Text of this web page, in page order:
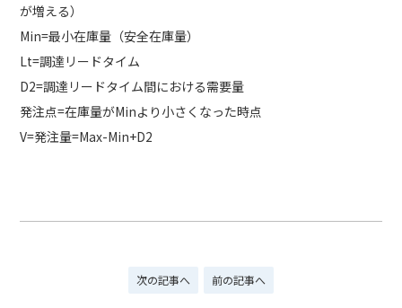
が増える）
Min=最小在庫量（安全在庫量）
Lt=調達リードタイム
D2=調達リードタイム間における需要量
発注点=在庫量がMinより小さくなった時点
V=発注量=Max-Min+D2
次の記事へ 前の記事へ